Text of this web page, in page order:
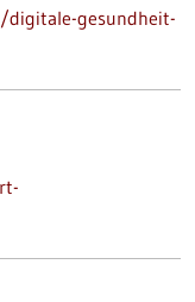
gesundheit-